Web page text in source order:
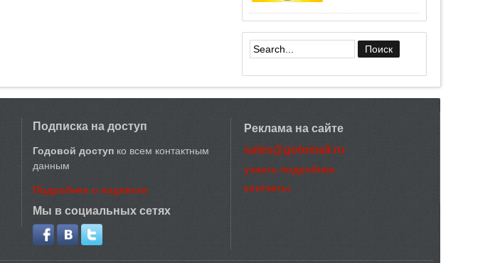
Форма поиска
Подписка на доступ
Годовой доступ ко всем контактным
данным
Подробнее о подписке
Мы в социальных сетях
Реклама на сайте
sales@gotomall.ru
узнать подробнее
контакты